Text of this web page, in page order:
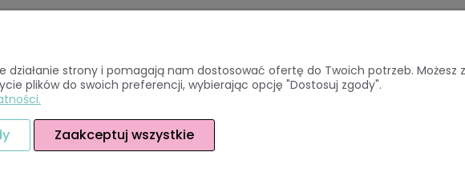
Formy płatności
działanie strony i pomagają nam dostosować ofertę do Twoich potrzeb. Możesz
plików do swoich preferencji, wybierając opcję "Dostosuj zgody".
Zaakceptuj wszystkie